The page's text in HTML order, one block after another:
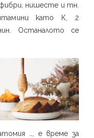
нишесте и тн.
като К, 2
Останалото се
…, е време за